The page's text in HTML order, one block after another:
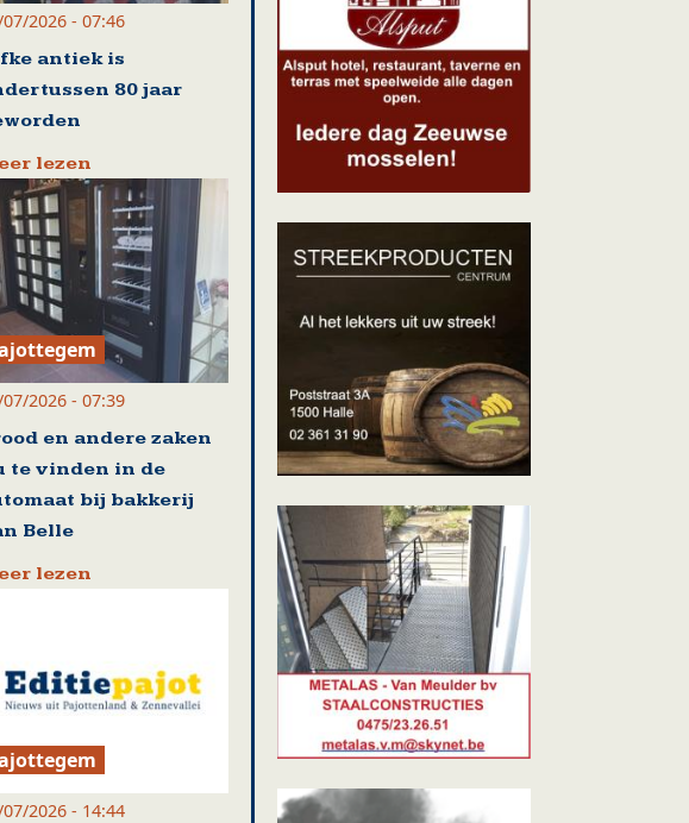
2026 - 07:46
antiek is
80 jaar
lezen
2026 - 07:39
en andere zaken
te vinden in de
bij bakkerij
Belle
lezen
2026 - 14:44